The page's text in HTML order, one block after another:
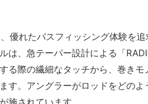
優れたバスフィッシング体験を
は、急テーパー設計による「
る際の繊細なタッチから、巻きモ
す。アングラーがロッドをどのよ